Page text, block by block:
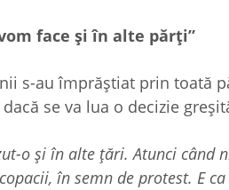
face și în alte părți”
s-au împrăștiat prin toată
se va lua o decizie
o și în alte țări. Atunci când
în semn de protest. E